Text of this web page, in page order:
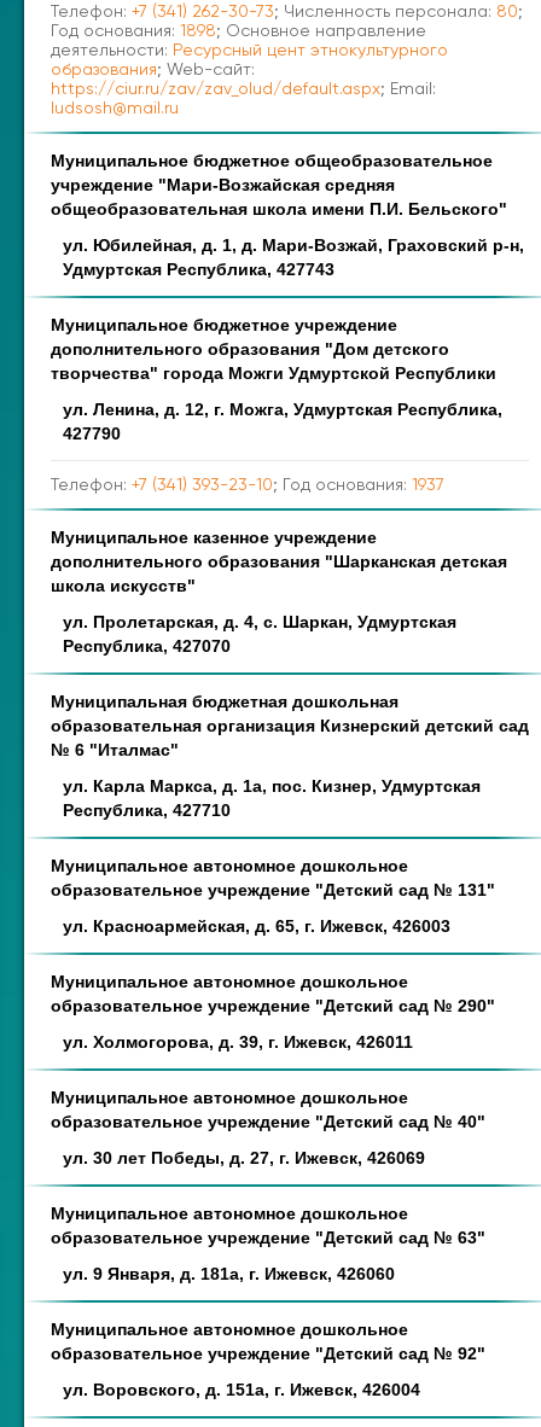
Телефон: +7 (341) 262-30-73; Численность персонала: 80;
Год основания: 1898; Основное направление
деятельности: Ресурсный цент этнокультурного
образования; Web-сайт:
https://ciur.ru/zav/zav_olud/default.aspx; Email:
ludsosh@mail.ru
Муниципальное бюджетное общеобразовательное
учреждение "Мари-Возжайская средняя
общеобразовательная школа имени П.И. Бельского"
ул. Юбилейная, д. 1, д. Мари-Возжай, Граховский р-н,
Удмуртская Республика, 427743
Муниципальное бюджетное учреждение
дополнительного образования "Дом детского
творчества" города Можги Удмуртской Республики
ул. Ленина, д. 12, г. Можга, Удмуртская Республика,
427790
Телефон: +7 (341) 393-23-10; Год основания: 1937
Муниципальное казенное учреждение
дополнительного образования "Шарканская детская
школа искусств"
ул. Пролетарская, д. 4, с. Шаркан, Удмуртская
Республика, 427070
Муниципальная бюджетная дошкольная
образовательная организация Кизнерский детский сад
№ 6 "Италмас"
ул. Карла Маркса, д. 1а, пос. Кизнер, Удмуртская
Республика, 427710
Муниципальное автономное дошкольное
образовательное учреждение "Детский сад № 131"
ул. Красноармейская, д. 65, г. Ижевск, 426003
Муниципальное автономное дошкольное
образовательное учреждение "Детский сад № 290"
ул. Холмогорова, д. 39, г. Ижевск, 426011
Муниципальное автономное дошкольное
образовательное учреждение "Детский сад № 40"
ул. 30 лет Победы, д. 27, г. Ижевск, 426069
Муниципальное автономное дошкольное
образовательное учреждение "Детский сад № 63"
ул. 9 Января, д. 181а, г. Ижевск, 426060
Муниципальное автономное дошкольное
образовательное учреждение "Детский сад № 92"
ул. Воровского, д. 151а, г. Ижевск, 426004